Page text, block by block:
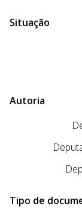
Situação
Autoria
Tipo de